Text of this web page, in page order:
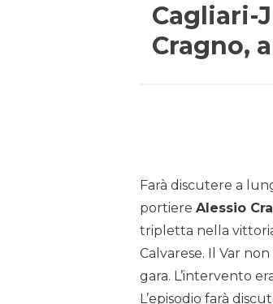
Cagliari-
Cragno,
Farà discutere a
portiere Alessio
tripletta nella
Calvarese. Il Var
gara. L’intervento
L’episodio farà